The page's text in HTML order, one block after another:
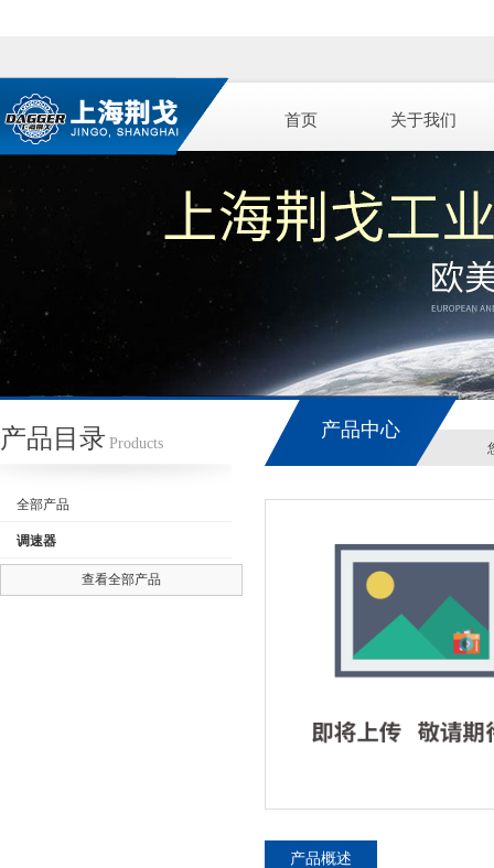
首页 关于我们
产品目录 Products
全部产品
调速器
查看全部产品
产品中心
产品概述